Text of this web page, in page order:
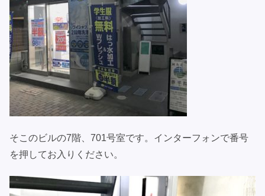
そこのビルの7階、701号室です。インターフォンで番号
を押してお入りください。